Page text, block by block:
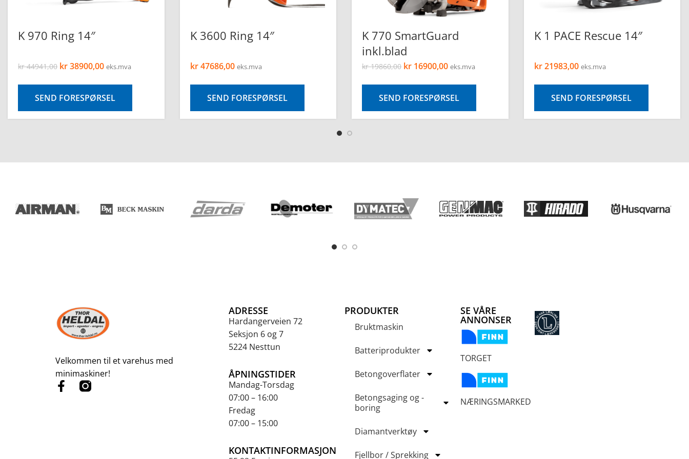
K 970 Ring 14″
kr44941,00 kr38900,00 eks.mva
SEND FORESPØRSEL
K 3600 Ring 14″
kr47686,00 eks.mva
SEND FORESPØRSEL
K 770 SmartGuard
inkl.blad
kr19860,00 kr 16900,00 eks.mva
SEND FORESPØRSEL
K 1 PACE Rescue 14″
kr21983,00 eks.mva
SEND FORESPØRSEL
Velkommen til et varehus med
minimaskiner!
ADRESSE
Hardangerveien 72
Seksjon 6 og 7
5224 Nesttun
ÅPNINGSTIDER
Mandag-Torsdag
07:00 – 16:00
Fredag
07:00 – 15:00
KONTAKTINFORMASJON
PRODUKTER
Bruktmaskin
Batteriprodukter
Betongoverflater
Betongsaging og -
boring
Diamantverktøy
Fjellbor / Sprekking
SE VÅRE
ANNONSER
TORGET
NÆRINGSMARKED